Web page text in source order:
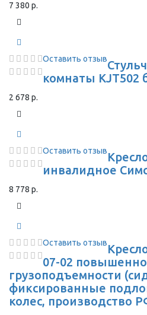
7 380 р.
Оставить отзыв
комнаты KJT502
2 678 р.
Оставить отзыв
инвалидное
8 778 р.
Оставить отзыв
07-02
грузоподъемности
фиксированные
колес, производство